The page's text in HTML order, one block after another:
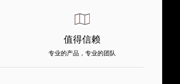
值得信赖
专业的产品，专业的团队